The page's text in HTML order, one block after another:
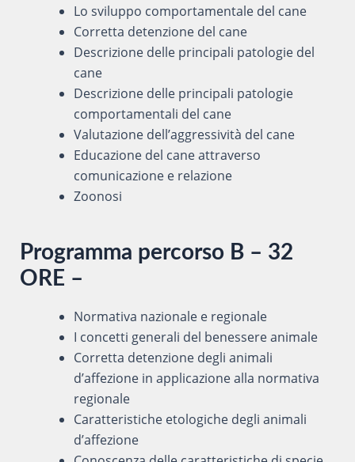
Lo sviluppo comportamentale del cane
Corretta detenzione del cane
Descrizione delle principali patologie del
cane
Descrizione delle principali patologie
comportamentali del cane
Valutazione dell’aggressività del cane
Educazione del cane attraverso
comunicazione e relazione
Zoonosi
Programma percorso B – 32
ORE –
Normativa nazionale e regionale
I concetti generali del benessere animale
Corretta detenzione degli animali
d’affezione in applicazione alla normativa
regionale
Caratteristiche etologiche degli animali
d’affezione